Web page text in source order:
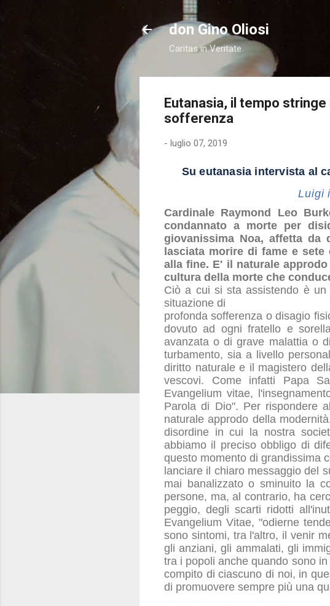
don Gino Oliosi
Caritas in Veritate
Eutanasia, il tempo
sofferenza
- luglio 07, 2019
Su eutanasia intervista al
Luigi
Cardinale Raymond Leo
condannato a morte per
giovanissima Noa, affetta da
lasciata morire di fame e
alla fine. E' il naturale
cultura della morte che
Ciò a cui si sta assistendo è
situazione di
profonda sofferenza o disagio
dovuto ad ogni fratello e
avanzata o di grave malattia o
turbamento, sia a livello
diritto naturale e il magistero
vescovi. Come infatti Papa
Evangelium vitae,
Parola di Dio". Per rispondere
naturale approdo della
disordine in cui la nostra
abbiamo il preciso obbligo di
questo momento di grandissima
lanciare il chiaro messaggio del
mai banalizzato o sminuito la
persone, ma, al contrario, ha
peggio, degli scarti ridotti
Evangelium Vitae, "odierne
sono sintomi, tra l'altro, il venir
gli anziani, gli ammalati, gli
tra i popoli anche quando sono
compito di ciascuno di noi, in
di promuovere sempre più una